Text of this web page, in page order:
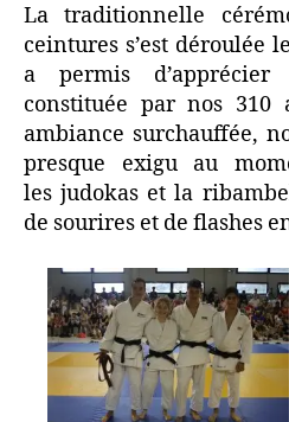
La traditionnelle
ceintures s’est déroulée
a permis
constituée par nos 310
ambiance surchauffée,
presque exigu au
les judokas et la
de sourires et de flashes